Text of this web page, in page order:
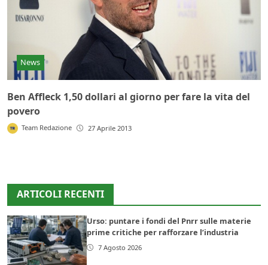
News
Ben Affleck 1,50 dollari al giorno per fare la vita del
povero
Team Redazione 27 Aprile 2013
ARTICOLI RECENTI
Urso: puntare i fondi del Pnrr sulle materie
prime critiche per rafforzare l’industria
7 Agosto 2026